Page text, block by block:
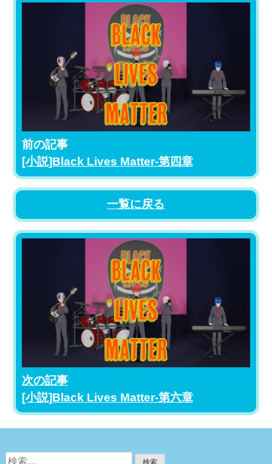
前の記事
[小説]Black Lives Matter-第四章
一覧に戻る
次の記事
[小説]Black Lives Matter-第六章
検